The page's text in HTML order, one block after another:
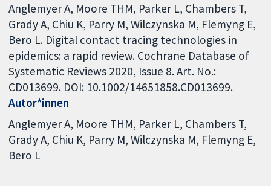
Anglemyer A, Moore THM, Parker L, Chambers T,
Grady A, Chiu K, Parry M, Wilczynska M, Flemyng E,
Bero L. Digital contact tracing technologies in
epidemics: a rapid review. Cochrane Database of
Systematic Reviews 2020, Issue 8. Art. No.:
CD013699. DOI: 10.1002/14651858.CD013699.
Autor*innen
Anglemyer A Moore THM Parker L Chambers T
Grady A Chiu K Parry M Wilczynska M Flemyng E
Bero L